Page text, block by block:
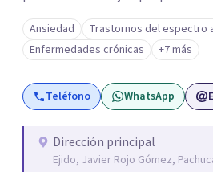
también sufre, llora, ríe y grita.
tu tranquilidad siempre estarán por
económico. A lo largo de mi camino he cuestionado
muchas de las reglas rígidas que
tradicional, porque creo que antes
que el proceso terapéutico tenga sentido.
especialmente con procesos de
Ansiedad
Trastornos del espectro
Enfermedades crónicas
+7 más
Teléfono WhatsApp
Dirección principal
Ejido, Javier Rojo Gómez,